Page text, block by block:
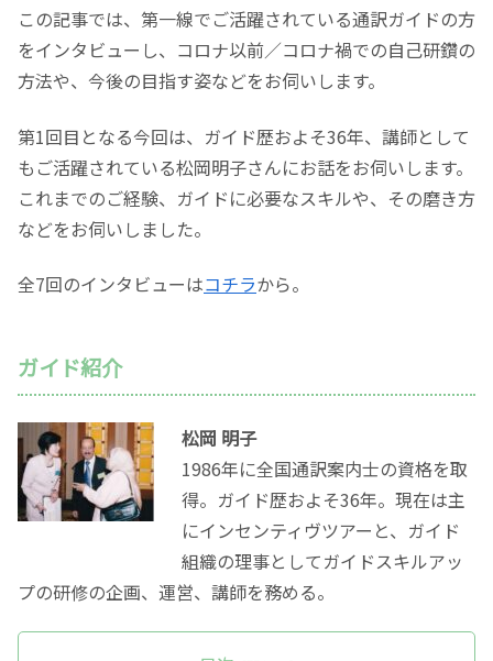
この記事では、第一線でご活躍されている通訳ガイドの方
をインタビューし、コロナ以前／コロナ禍での自己研鑽の
方法や、今後の目指す姿などをお伺いします。
第1回目となる今回は、ガイド歴およそ36年、講師として
もご活躍されている松岡明子さんにお話をお伺いします。
これまでのご経験、ガイドに必要なスキルや、その磨き方
などをお伺いしました。
全7回のインタビューはコチラから。
ガイド紹介
松岡 明子
1986年に全国通訳案内士の資格を取
得。ガイド歴およそ36年。現在は主
にインセンティヴツアーと、ガイド
組織の理事としてガイドスキルアッ
プの研修の企画、運営、講師を務める。